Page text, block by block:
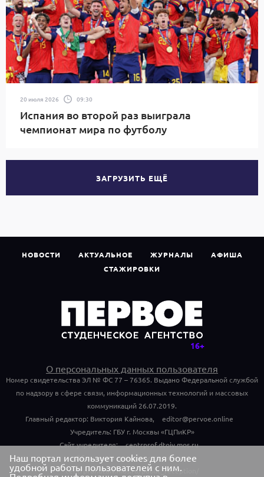
20 июля 2026 09:30
Испания во второй раз выиграла
чемпионат мира по футболу
ЗАГРУЗИТЬ ЕЩЁ
НОВОСТИ АКТУАЛЬНОЕ ЖУРНАЛЫ
АФИША
СТАЖИРОВКИ
О персональных данных пользователя
Номер свидетельства ЭЛ № ФС 77 – 76365. Выдано Федеральной службой
по надзору в сфере связи, информационных технологий и массовых
коммуникаций 26.07.2019.
Главный редактор: Виктория Кайнова,
editor@pervoe.online
Учредитель: ГБУ г. Москвы «ГЦПиКР»
Сайт учредителя:
centrprof.dtoiv.mos.ru
Обращения граждан учредителю:
centrprof.dtoiv.mos.ru/public_reception/
Наш портал использует cookies для более
удобной работы пользователей с ним.